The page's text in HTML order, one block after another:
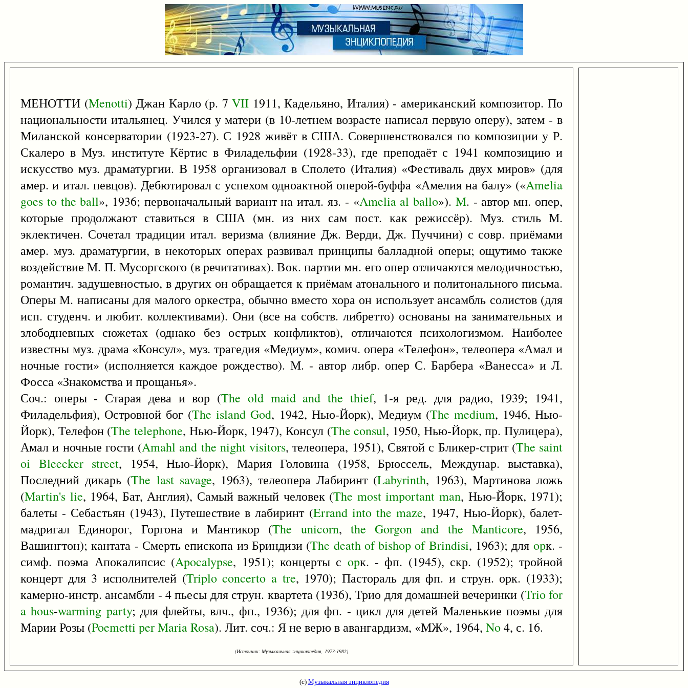
МЕНОТТИ (Menotti) Джан Карло (р. 7VII 1911, Кадельяно, Италия) - американский композитор. По
национальности итальянец. Учился у матери (в 10-летнем возрасте написал первую оперу), затем - в
Миланской консерватории (1923-27). С 1928 живёт в США. Совершенствовался по композиции у Р.
Скалеро в Муз. институте Кёртис в Филадельфии (1928-33), где преподаёт с 1941 композицию и
искусство муз. драматургии. В 1958 организовал в Сполето (Италия) «Фестиваль двух миров» (для
амер. и итал. певцов). Дебютировал с успехом одноактной оперой-буффа «Амелия на балу» («Amelia
goes to the ball», 1936; первоначальный вариант на итал. яз. - «Amelia al ballo»). M. - автор мн. опер,
которые продолжают ставиться в США (мн. из них сам пост. как режиссёр). Муз. стиль М.
эклектичен. Сочетал традиции итал. веризма (влияние Дж. Верди, Дж. Пуччини) с совр. приёмами
амер. муз. драматургии, в некоторых операх развивал принципы балладной оперы; ощутимо также
воздействие М. П. Мусоргского (в речитативах). Вок. партии мн. его опер отличаются мелодичностью,
романтич. задушевностью, в других он обращается к приёмам атонального и политонального письма.
Оперы М. написаны для малого оркестра, обычно вместо хора он использует ансамбль солистов (для
исп. студенч. и любит. коллективами). Они (все на собств. либретто) основаны на занимательных и
злободневных сюжетах (однако без острых конфликтов), отличаются психологизмом. Наиболее
известны муз. драма «Консул», муз. трагедия «Медиум», комич. опера «Телефон», телеопера «Амал и
ночные гости» (исполняется каждое рождество). М. - автор либр. опер С. Барбера «Ванесса» и Л.
Фосса «Знакомства и прощанья».
Соч.: оперы - Старая дева и вор (The old maid and the thief, 1-я ред. для радио, 1939; 1941,
Филадельфия), Островной бог (The island God, 1942, Нью-Йорк), Медиум (The medium, 1946, Нью-
Йорк), Телефон (The telephone, Нью-Йорк, 1947), Консул (The consul, 1950, Нью-Йорк, пр. Пулицера),
Амал и ночные гости (Amahl and the night visitors, телеопера, 1951), Святой с Бликер-стрит (The saint
oi Bleecker street, 1954, Нью-Йорк), Мария Головина (1958, Брюссель, Междунар. выставка),
Последний дикарь (The last savage, 1963), телеопера Лабиринт (Labyrinth, 1963), Мартинова ложь
(Martin's lie, 1964, Бат, Англия), Самый важный человек (The most important man, Нью-Йорк, 1971);
балеты - Себастьян (1943), Путешествие в лабиринт (Errand into the maze, 1947, Нью-Йорк), балет-
мадригал Единорог, Горгона и Мантикор (The unicorn, the Gorgon and the Manticore, 1956,
Вашингтон); кантата - Смерть епископа из Бриндизи (The death of bishop of Brindisi, 1963); для opк. -
симф. поэма Апокалипсис (Apocalypse, 1951); концерты с opк. - фп. (1945), скр. (1952); тройной
концерт для 3 исполнителей (Triplo concerto a tre, 1970); Пастораль для фп. и струн. орк. (1933);
камерно-инстр. ансамбли - 4 пьесы для струн. квартета (1936), Трио для домашней вечеринки (Triofor
a hous-warming party; для флейты, влч., фп., 1936); для фп. - цикл для детей Маленькие поэмы для
Марии Розы (Poemetti perMariaRosa). Лит. соч.: Я не верю в авангардизм, «МЖ», 1964, No4, с. 16.
(Источник: Музыкальная энциклопедия, 1973-1982)
(с) Музыкальная энциклопедия